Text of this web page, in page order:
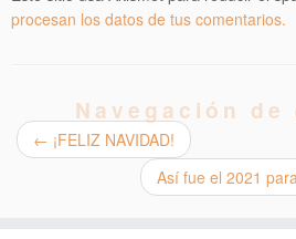
procesan los datos de tus comentarios.
Navegación de
← ¡FELIZ NAVIDAD!
Así fue el 2021